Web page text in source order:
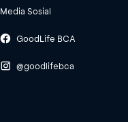
Media Sosial
GoodLife BCA
@goodlifebca